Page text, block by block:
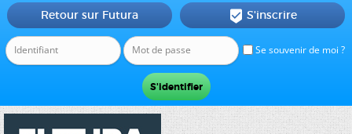
Se souvenir de moi ?
Retour sur Futura  S'inscrire